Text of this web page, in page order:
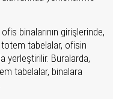
binalarının girişlerinde,
tabelalar, ofisin
yerleştirilir. Buralarda,
tabelalar, binalara